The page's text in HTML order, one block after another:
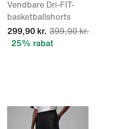
Vendbare Dri-FIT-
basketballshorts
299,90 kr. 399,90 kr.
25% rabat